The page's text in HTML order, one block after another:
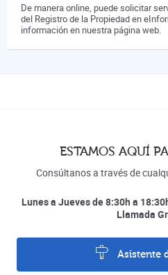
De manera online, puede solicitar
del Registro de la Propiedad en
información en nuestra página web.
ESTAMOS AQUÍ
Consúltanos a través de
Lunes a Jueves de 8:30h a
Llamada
Asistente